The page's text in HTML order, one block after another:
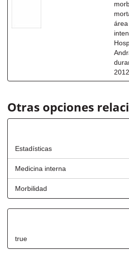
2012
Otras opciones
Estadísticas
Medicina interna
Morbilidad
true